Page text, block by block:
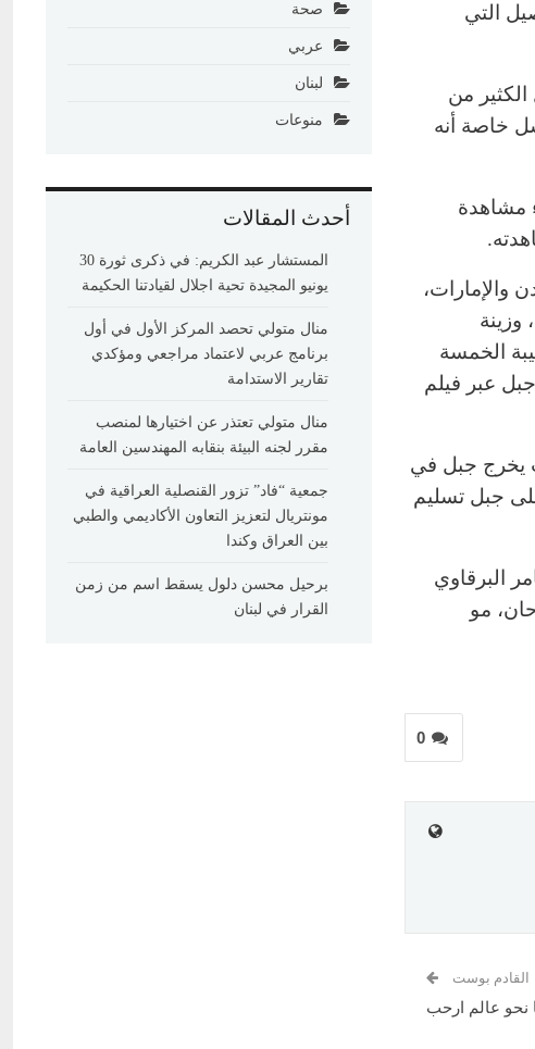
التي
من
خاصة أنه
مشاهدة
والإمارات،
الخمسة
عبر فيلم
يخرج جبل في
جبل تسليم
البرقاوي
مو
0
القادم بوست
نحو عالم ارحب
صحة
عربي
لبنان
منوعات
أحدث المقالات
المستشار عبد الكريم: في ذكرى ثورة 30
يونيو المجيدة تحية اجلال لقيادتنا الحكيمة
منال متولي تحصد المركز الأول في أول
برنامج عربي لاعتماد مراجعي ومؤكدي
تقارير الاستدامة
منال متولي تعتذر عن اختيارها لمنصب
مقرر لجنه البيئة بنقابه المهندسين العامة
جمعية “فاد” تزور القنصلية العراقية في
مونتريال لتعزيز التعاون الأكاديمي والطبي
بين العراق وكندا
برحيل محسن دلول يسقط اسم من زمن
القرار في لبنان